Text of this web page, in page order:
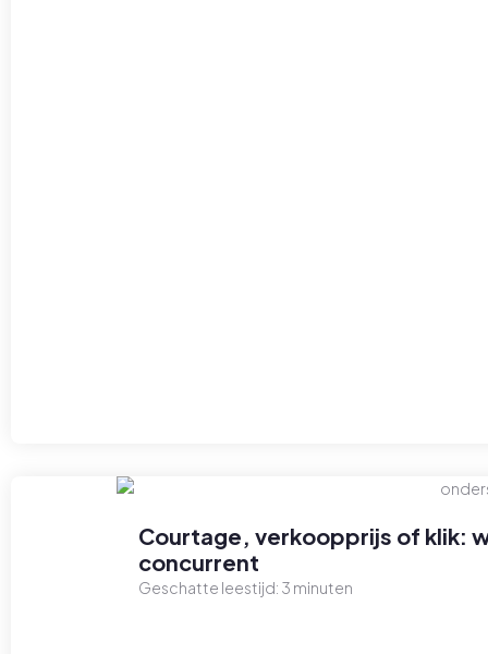
Courtage, verkoopprijs of klik:
concurrent
Geschatte leestijd: 3 minuten